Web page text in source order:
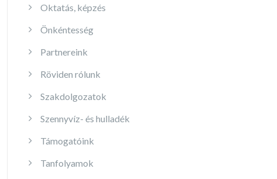
Oktatás, képzés
Önkéntesség
Partnereink
Röviden rólunk
Szakdolgozatok
Szennyvíz- és hulladék
Támogatóink
Tanfolyamok